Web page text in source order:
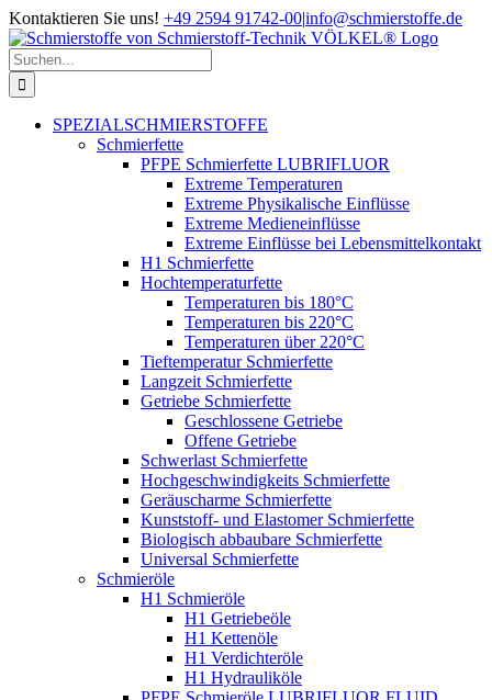
Zum
Inhalt
springen
Kontaktieren Sie uns! +49 2594 91742-00|info@schmierstoffe.de
Suche
nach:
SPEZIALSCHMIERSTOFFE
Schmierfette
PFPE Schmierfette LUBRIFLUOR
Extreme Temperaturen
Extreme Physikalische Einflüsse
Extreme Medieneinflüsse
Extreme Einflüsse bei Lebensmittelkontakt
H1 Schmierfette
Hochtemperaturfette
Temperaturen bis 180°C
Temperaturen bis 220°C
Temperaturen über 220°C
Tieftemperatur Schmierfette
Langzeit Schmierfette
Getriebe Schmierfette
Geschlossene Getriebe
Offene Getriebe
Schwerlast Schmierfette
Hochgeschwindigkeits Schmierfette
Geräuscharme Schmierfette
Kunststoff- und Elastomer Schmierfette
Biologisch abbaubare Schmierfette
Universal Schmierfette
Schmieröle
H1 Schmieröle
H1 Getriebeöle
H1 Kettenöle
H1 Verdichteröle
H1 Hydrauliköle